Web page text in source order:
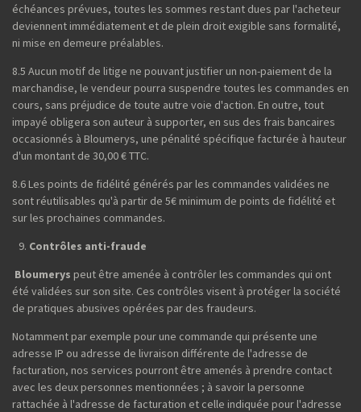
échéances prévues, toutes les sommes restant dues par l'acheteur
deviennent immédiatement et de plein droit exigible sans formalité,
ni mise en demeure préalables.
8.5 Aucun motif de litige ne pouvant justifier un non-paiement de la
marchandise, le vendeur pourra suspendre toutes les commandes en
cours, sans préjudice de toute autre voie d'action. En outre, tout
impayé obligera son auteur à supporter, en sus des frais bancaires
occasionnés à Bloumerys, une pénalité spécifique facturée à hauteur
d'un montant de 30,00 € TTC.
8.6 Les points de fidélité générés par les commandes validées ne
sont réutilisables qu'à partir de 5€ minimum de points de fidélité et
sur les prochaines commandes.
Contrôles anti-fraude
Bloumerys peut être amenée à contrôler les commandes qui ont
été validées sur son site. Ces contrôles visent à protéger la société
de pratiques abusives opérées par des fraudeurs.
Notamment par exemple pour une commande qui présente une
adresse IP ou adresse de livraison différente de l'adresse de
facturation, nos services pourront être amenés à prendre contact
avec les deux personnes mentionnées ; à savoir la personne
rattachée à l'adresse de facturation et celle indiquée pour l'adresse